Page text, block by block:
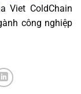
Viet ColdChain
công nghiệp